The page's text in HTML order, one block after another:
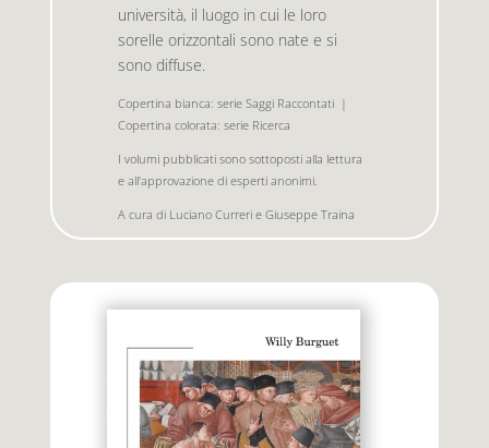
i traghetti
le zattere
i fuori collana
Premio letterario Giallovalle
il tuo carrello
università, il luogo in cui le loro
sorelle orizzontali sono nate e si
sono diffuse.
Copertina bianca: serie Saggi Raccontati  |
Copertina colorata: serie Ricerca
I volumi pubblicati sono sottoposti alla lettura
e all'approvazione di esperti anonimi.
A cura di Luciano Curreri e Giuseppe Traina